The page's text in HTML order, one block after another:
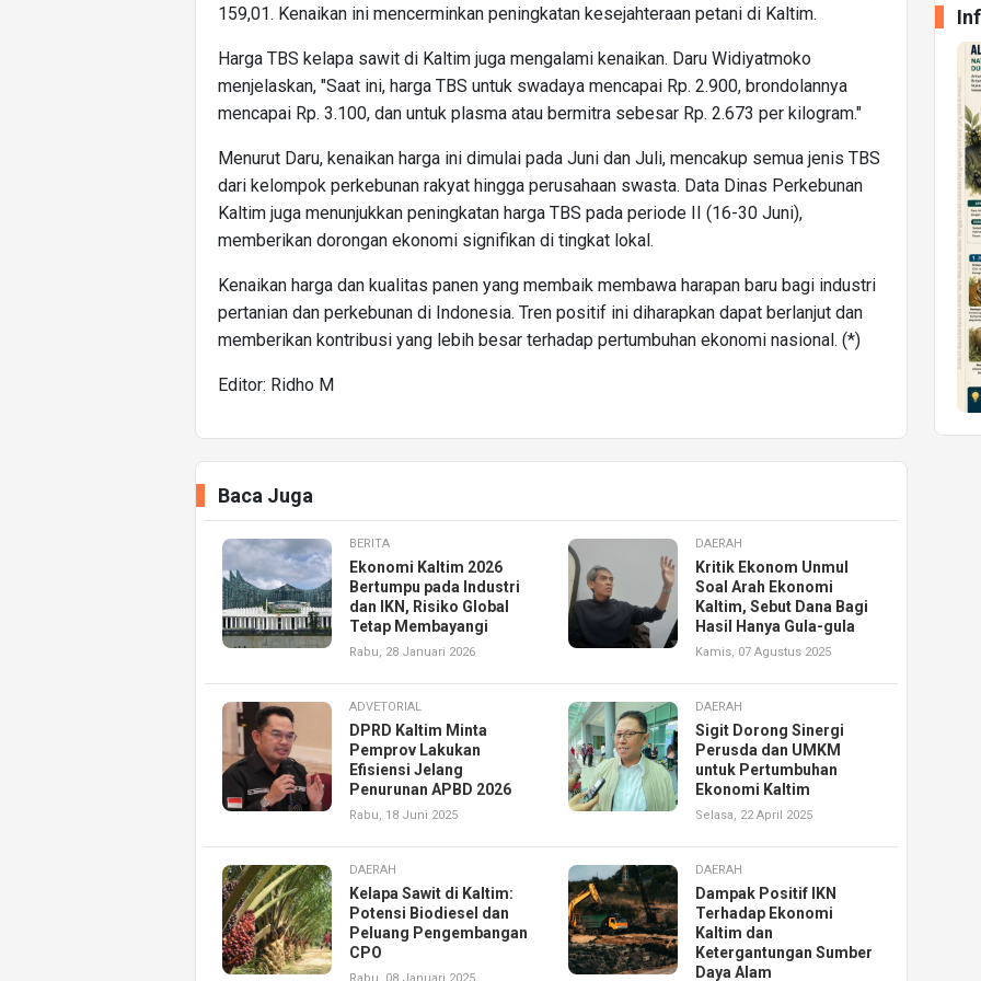
159,01. Kenaikan ini mencerminkan peningkatan kesejahteraan petani di Kaltim.
Harga TBS kelapa sawit di Kaltim juga mengalami kenaikan. Daru Widiyatmoko
menjelaskan, "Saat ini, harga TBS untuk swadaya mencapai Rp. 2.900, brondolannya
mencapai Rp. 3.100, dan untuk plasma atau bermitra sebesar Rp. 2.673 per kilogram."
Menurut Daru, kenaikan harga ini dimulai pada Juni dan Juli, mencakup semua jenis TBS
dari kelompok perkebunan rakyat hingga perusahaan swasta. Data Dinas Perkebunan
Kaltim juga menunjukkan peningkatan harga TBS pada periode II (16-30 Juni),
memberikan dorongan ekonomi signifikan di tingkat lokal.
Kenaikan harga dan kualitas panen yang membaik membawa harapan baru bagi industri
pertanian dan perkebunan di Indonesia. Tren positif ini diharapkan dapat berlanjut dan
memberikan kontribusi yang lebih besar terhadap pertumbuhan ekonomi nasional. (*)
Editor: Ridho M
Baca Juga
BERITA
Ekonomi Kaltim 2026
Bertumpu pada Industri
dan IKN, Risiko Global
Tetap Membayangi
Rabu, 28 Januari 2026
DAERAH
Kritik Ekonom Unmul
Soal Arah Ekonomi
Kaltim, Sebut Dana Bagi
Hasil Hanya Gula-gula
Kamis, 07 Agustus 2025
ADVETORIAL
DPRD Kaltim Minta
Pemprov Lakukan
Efisiensi Jelang
Penurunan APBD 2026
Rabu, 18 Juni 2025
DAERAH
Sigit Dorong Sinergi
Perusda dan UMKM
untuk Pertumbuhan
Ekonomi Kaltim
Selasa, 22 April 2025
DAERAH
Kelapa Sawit di Kaltim:
Potensi Biodiesel dan
Peluang Pengembangan
CPO
DAERAH
Dampak Positif IKN
Terhadap Ekonomi
Kaltim dan
Ketergantungan Sumber
Daya Alam